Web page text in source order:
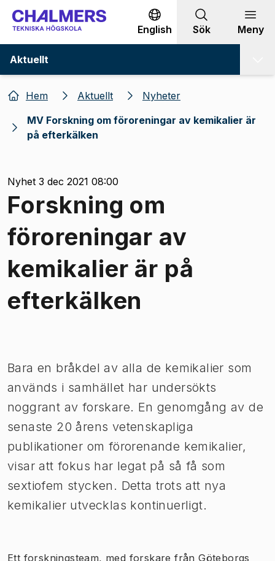
Gå till innehållet
English Sök Meny
Aktuellt
Hem Aktuellt
Nyheter
MV Forskning om föroreningar av kemikalier är
på efterkälken
Nyhet 3 dec 2021 08:00
Forskning om
föroreningar av
kemikalier är på
efterkälken
Bara en bråkdel av alla de kemikalier som
används i samhället har undersökts
noggrant av forskare. En genomgång av de
senaste 20 årens vetenskapliga
publikationer om förorenande kemikalier,
visar att fokus har legat på så få som
sextiofem stycken. Detta trots att nya
kemikalier utvecklas kontinuerligt.​​
Ett forskningsteam, med forskare från Göteborgs